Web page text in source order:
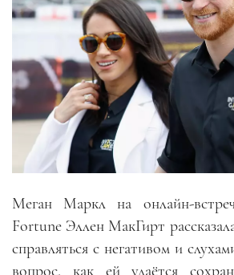
Меган Маркл на онлайн-
Fortune Эллен МакГирт
справляться с негативом и